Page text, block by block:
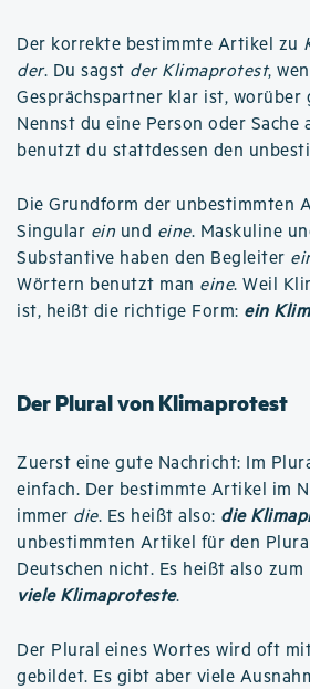
Der korrekte bestimmte Artikel zu
der. Du sagst der Klimaprotest,
Gesprächspartner klar ist, worüber
Nennst du eine Person oder Sache
benutzt du stattdessen den
Die Grundform der unbestimmten
Singular ein und eine. Maskuline
Substantive haben den Begleiter
Wörtern benutzt man eine. Weil
ist, heißt die richtige Form: ein
Der Plural von Klimaprotest
Zuerst eine gute Nachricht: Im
einfach. Der bestimmte Artikel im
immer die. Es heißt also: die
unbestimmten Artikel für den
Deutschen nicht. Es heißt also zum
viele Klimaproteste.
Der Plural eines Wortes wird oft
gebildet. Es gibt aber viele